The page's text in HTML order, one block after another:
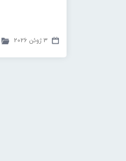
3 ژوئن 2026